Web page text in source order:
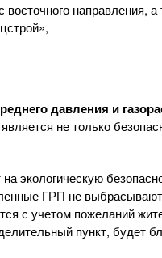
восточного направления,
,
давления и
не только
экологическую
ГРП не
с учетом пожеланий
пункт, будет